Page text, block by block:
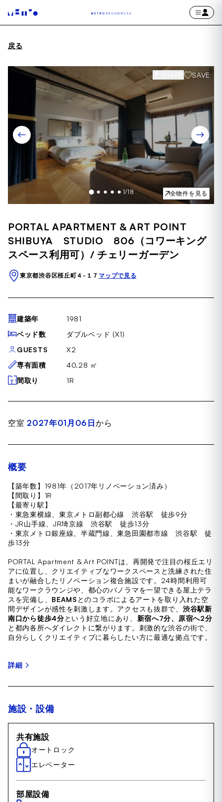
戻る
of
18
1/18
SHARE SAVE
全物件を見る
PORTAL APARTMENT & ART POINT
SHIBUYA STUDIO 806（コワーキング
スペース利用可）/ チェリーガーデン
東京都渋谷区桜丘町４-１７ マップで見る
建築年
1981
ベッド数
ダブルベッド (X1)
GUESTS
X2
専有面積
40.28 ㎡
間取り
1R
空室 2027年01月06日から
概要
【築年数】1981年（2017年リノベーション済み）
【間取り】1R
【最寄り駅】
・東急東横線、東京メトロ副都心線 渋谷駅 徒歩9分
・JR山手線、JR埼京線 渋谷駅 徒歩13分
・東京メトロ銀座線、半蔵門線、東急田園都市線 渋谷駅 徒
歩13分
PORTAL Apartment & Art POINTは、再開発で注目の桜丘エリ
アに位置し、クリエイティブなワークスペースと洗練された住
まいが融合したリノベーション複合施設です。24時間利用可
能なワークラウンジや、都心のパノラマを一望できる屋上テラ
スを完備し、 BEAMS とのコラボによるアートを取り入れた空
間デザインが感性を刺激します。アクセスも抜群で、 渋谷駅新
南口から徒歩4分という好立地にあり、 新宿へ7分、原宿へ2分
と都内各所へダイレクトに繋がります。刺激的な渋谷の街で、
自分らしくクリエイティブに暮らしたい方に最適な拠点です。
詳細
施設・設備
共有施設
オートロック
エレベーター
部屋設備